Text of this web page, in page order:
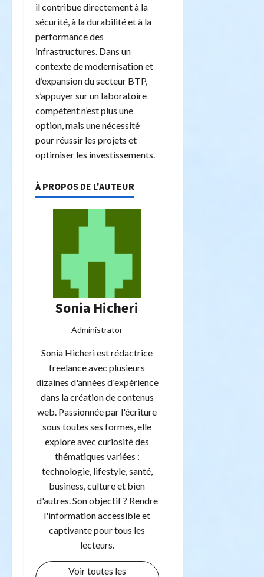
il contribue directement à la
sécurité, à la durabilité et à la
performance des
infrastructures. Dans un
contexte de modernisation et
d’expansion du secteur BTP,
s’appuyer sur un laboratoire
compétent n’est plus une
option, mais une nécessité
pour réussir les projets et
optimiser les investissements.
À PROPOS DE L'AUTEUR
Sonia Hicheri
Administrator
Sonia Hicheri est rédactrice
freelance avec plusieurs
dizaines d'années d'expérience
dans la création de contenus
web. Passionnée par l'écriture
sous toutes ses formes, elle
explore avec curiosité des
thématiques variées :
technologie, lifestyle, santé,
business, culture et bien
d'autres. Son objectif ? Rendre
l'information accessible et
captivante pour tous les
lecteurs.
Voir toutes les